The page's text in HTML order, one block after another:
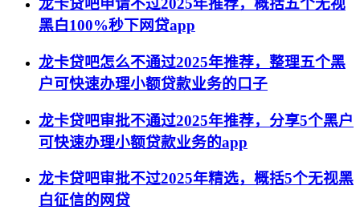
龙卡贷吧申请不过2025年推荐，概括五个无视
黑白100%秒下网贷app
龙卡贷吧怎么不通过2025年推荐，整理五个黑
户可快速办理小额贷款业务的口子
龙卡贷吧审批不通过2025年推荐，分享5个黑户
可快速办理小额贷款业务的app
龙卡贷吧审批不过2025年精选，概括5个无视黑
白征信的网贷